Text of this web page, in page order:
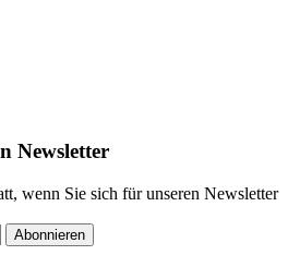
Newsletter
wenn Sie sich für unseren Newsletter
Abonnieren